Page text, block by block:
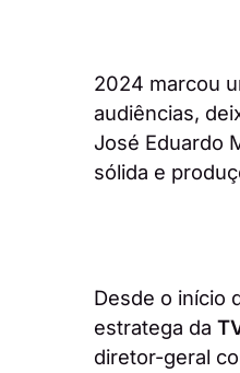
2024 marcou
audiências,
José Eduardo
sólida e
Desde o início
estratega da
diretor-geral